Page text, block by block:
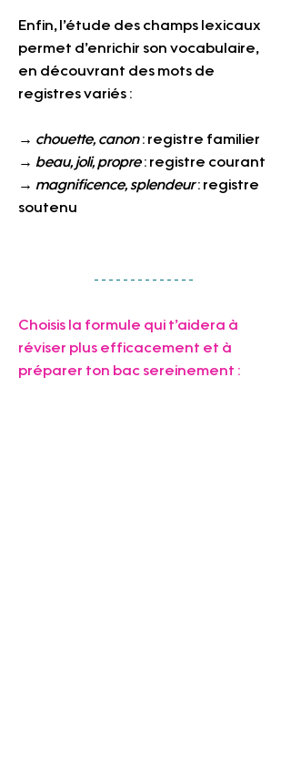
Enfin, l’étude des champs lexicaux
permet d’enrichir son vocabulaire,
en découvrant des mots de
registres variés :
→ chouette, canon : registre familier
→ beau, joli, propre : registre courant
→ magnificence, splendeur : registre
soutenu
Choisis la formule qui t’aidera à
réviser plus efficacement et à
préparer ton bac sereinement :